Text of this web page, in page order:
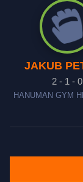
JAKUB
2 - 1 - 0
HANUMAN GYM